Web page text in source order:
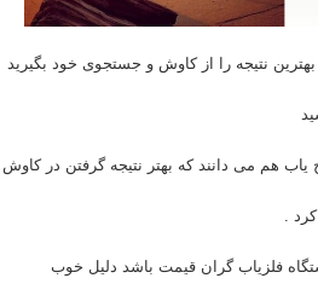
بهترین نتیجه را از کاوش و جستجوی خود بگیرید
یاب هم می دانند که بهتر نتیجه گرفتن در کاوش
کرد .
فلزیاب گران قیمت باشد دلیل خوب